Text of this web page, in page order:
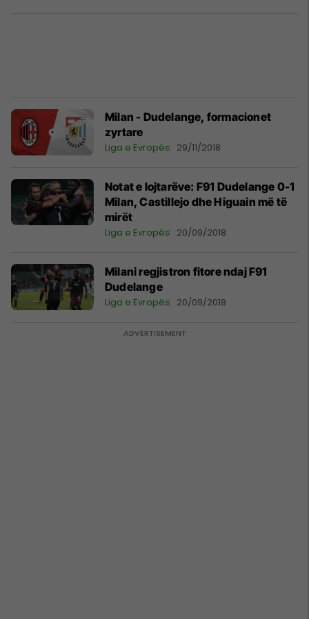
Milan - Dudelange, formacionet
zyrtare
Liga e Evropës 29/11/2018
Notat e lojtarëve: F91 Dudelange 0-1
Milan, Castillejo dhe Higuain më të
mirët
Liga e Evropës 20/09/2018
Milani regjistron fitore ndaj F91
Dudelange
Liga e Evropës 20/09/2018